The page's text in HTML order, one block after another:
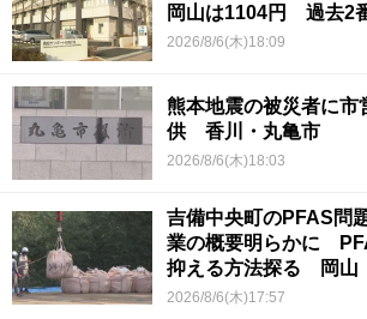
岡山は1104円 過去2
2026/8/6(木)18:09
熊本地震の被災者に市
供 香川・丸亀市
2026/8/6(木)18:03
吉備中央町のPFAS問
業の概要明らかに
抑える方法探る 岡山
2026/8/6(木)17:57